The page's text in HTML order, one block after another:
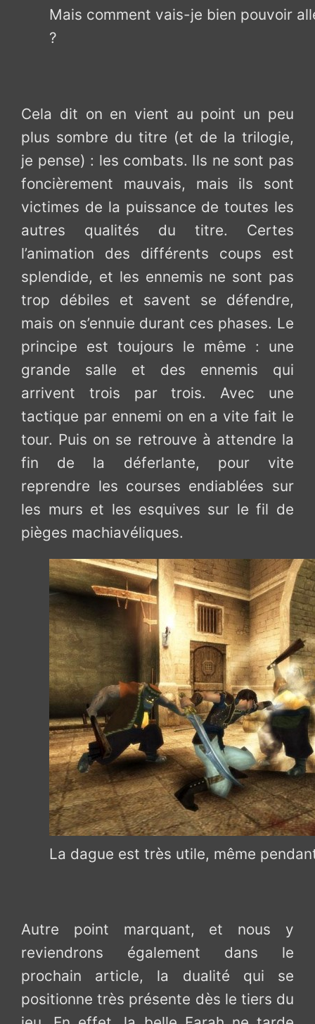
Mais comment vais-je bien pouvoir
?
Cela dit on en vient au point un peu
plus sombre du titre (et de la trilogie,
je pense) : les combats. Ils ne sont pas
foncièrement mauvais, mais ils sont
victimes de la puissance de toutes les
autres qualités du titre. Certes
l’animation des différents coups est
splendide, et les ennemis ne sont pas
trop débiles et savent se défendre,
mais on s’ennuie durant ces phases. Le
principe est toujours le même : une
grande salle et des ennemis qui
arrivent trois par trois. Avec une
tactique par ennemi on en a vite fait le
tour. Puis on se retrouve à attendre la
fin de la déferlante, pour vite
reprendre les courses endiablées sur
les murs et les esquives sur le fil de
pièges machiavéliques.
La dague est très utile, même
Autre point marquant, et nous y
reviendrons également dans le
prochain article, la dualité qui se
positionne très présente dès le tiers du